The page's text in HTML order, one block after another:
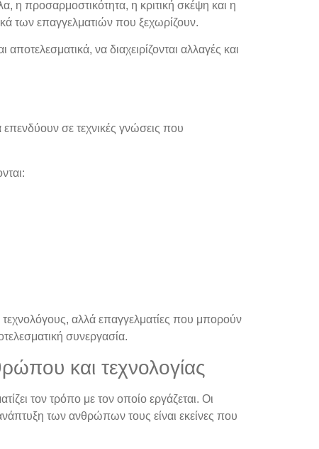
η προσαρμοστικότητα, η κριτική σκέψη και η
των επαγγελματιών που ξεχωρίζουν.
να διαχειρίζονται αλλαγές και
επενδύουν σε τεχνικές γνώσεις που
τεχνολόγους, αλλά επαγγελματίες που μπορούν
συνεργασία.
και τεχνολογίας
τον τρόπο με τον οποίο εργάζεται. Οι
των ανθρώπων τους είναι εκείνες που